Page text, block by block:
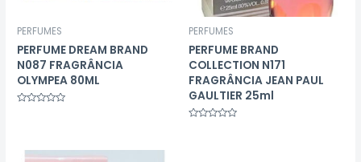
PERFUMES
PERFUME DREAM BRAND
N087 FRAGRÂNCIA
OLYMPEA 80ML
PERFUMES
PERFUME BRAND
COLLECTION N171
FRAGRÂNCIA JEAN PAUL
GAULTIER 25ml